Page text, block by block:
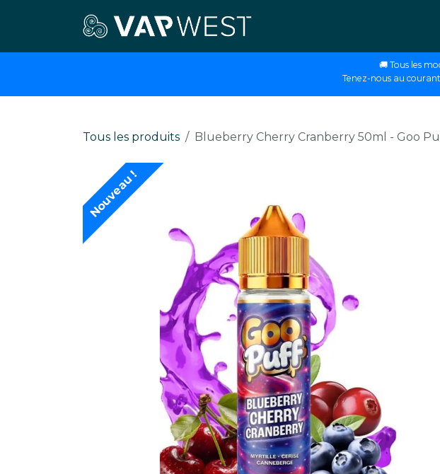
🚚 Tous les
Tenez-nous au
Tous les produits Blueberry Cherry Cranberry 50ml - Goo
Nouveau !